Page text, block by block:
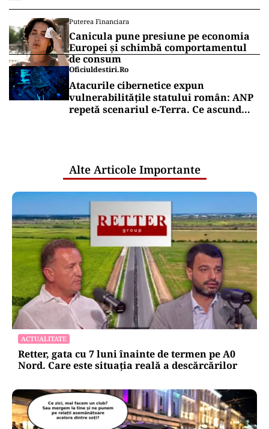
Puterea Financiara
Canicula pune presiune pe economia
Europei și schimbă comportamentul
de consum
Oficiuldestiri.ro
Atacurile cibernetice expun
vulnerabilitățile statului român: ANP
repetă scenariul e‑Terra. Ce ascund
Alte Articole Importante
ACTUALITATE
Retter, gata cu 7 luni înainte de termen pe A0
Nord. Care este situația reală a descărcărilor